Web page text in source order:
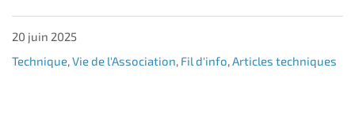
20 juin 2025
Technique Vie de l'Association Fil d'info Articles techniques